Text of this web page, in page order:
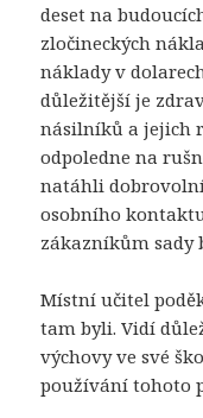
deset na
zločineckých
náklady v
důležitější je
násilníků a jejich
odpoledne na
natáhli
osobního
zákazníkům sady
Místní učitel
tam byli. Vidí
výchovy ve své
používání tohoto